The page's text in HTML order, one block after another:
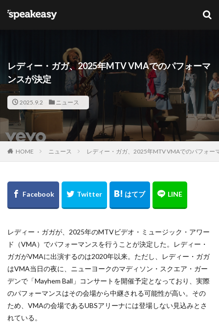
レディー・ガガ、2025年MTV VMAでのパフォーマ
ンスが決定
2025.9.2 ニュース
HOME ニュース レディー・ガガ、2025年MTV VMAでのパフォー
レディー・ガガが、2025年のMTVビデオ・ミュージック・アワー
ド（VMA）でパフォーマンスを行うことが決定した。レディー・
ガガがVMAに出演するのは2020年以来。ただし、レディー・ガガ
はVMA当日の夜に、ニューヨークのマディソン・スクエア・ガー
デンで「Mayhem Ball」コンサートを開催予定となっており、実際
のパフォーマンスはその会場から中継される可能性が高い。その
ため、VMAの会場であるUBSアリーナには登場しない見込みとさ
れている。
タグ
Lana Del Ray NFT ブリットアウォーズ